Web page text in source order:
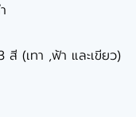
(เทา ,ฟ้า และเขียว)